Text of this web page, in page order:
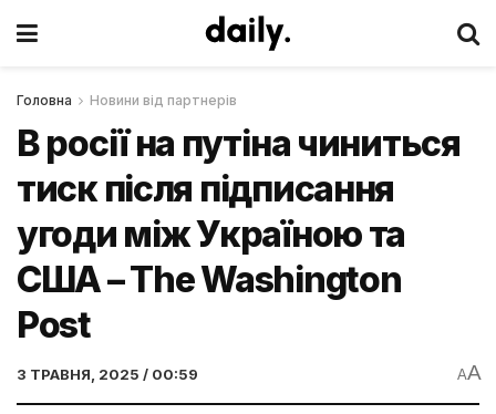
Головна Новини від партнерів
В росії на путіна чиниться
тиск після підписання
угоди між Україною та
США – The Washington
Post
3 ТРАВНЯ, 2025 / 00:59 AA